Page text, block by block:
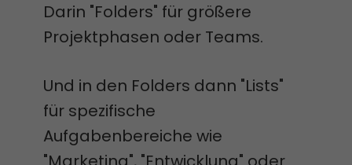
Darin "Folders" für größere
Projektphasen oder Teams.
Und in den Folders dann "Lists"
für spezifische
Aufgabenbereiche wie